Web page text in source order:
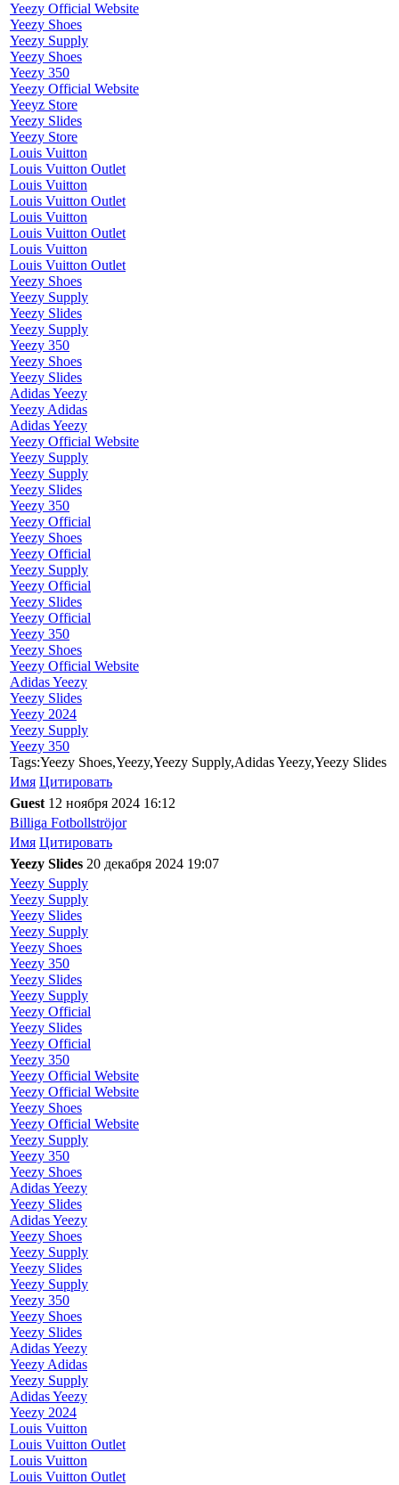
Yeezy Official Website
Yeezy Shoes
Yeezy Supply
Yeezy Shoes
Yeezy 350
Yeezy Official Website
Yeeyz Store
Yeezy Slides
Yeezy Store
Louis Vuitton
Louis Vuitton Outlet
Louis Vuitton
Louis Vuitton Outlet
Louis Vuitton
Louis Vuitton Outlet
Louis Vuitton
Louis Vuitton Outlet
Yeezy Shoes
Yeezy Supply
Yeezy Slides
Yeezy Supply
Yeezy 350
Yeezy Shoes
Yeezy Slides
Adidas Yeezy
Yeezy Adidas
Adidas Yeezy
Yeezy Official Website
Yeezy Supply
Yeezy Supply
Yeezy Slides
Yeezy 350
Yeezy Official
Yeezy Shoes
Yeezy Official
Yeezy Supply
Yeezy Official
Yeezy Slides
Yeezy Official
Yeezy 350
Yeezy Shoes
Yeezy Official Website
Adidas Yeezy
Yeezy Slides
Yeezy 2024
Yeezy Supply
Yeezy 350
Tags:Yeezy Shoes,Yeezy,Yeezy Supply,Adidas Yeezy,Yeezy Slides
Имя Цитировать
Guest 12 ноября 2024 16:12
Billiga Fotbollströjor
Имя Цитировать
Yeezy Slides 20 декабря 2024 19:07
Yeezy Supply
Yeezy Supply
Yeezy Slides
Yeezy Supply
Yeezy Shoes
Yeezy 350
Yeezy Slides
Yeezy Supply
Yeezy Official
Yeezy Slides
Yeezy Official
Yeezy 350
Yeezy Official Website
Yeezy Official Website
Yeezy Shoes
Yeezy Official Website
Yeezy Supply
Yeezy 350
Yeezy Shoes
Adidas Yeezy
Yeezy Slides
Adidas Yeezy
Yeezy Shoes
Yeezy Supply
Yeezy Slides
Yeezy Supply
Yeezy 350
Yeezy Shoes
Yeezy Slides
Adidas Yeezy
Yeezy Adidas
Yeezy Supply
Adidas Yeezy
Yeezy 2024
Louis Vuitton
Louis Vuitton Outlet
Louis Vuitton
Louis Vuitton Outlet